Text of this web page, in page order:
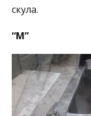
скула.
“М”